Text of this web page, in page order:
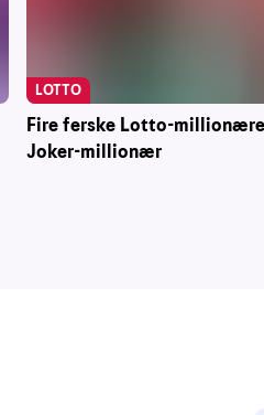
Fire ferske Lotto-
Joker-millionær
LOTTO